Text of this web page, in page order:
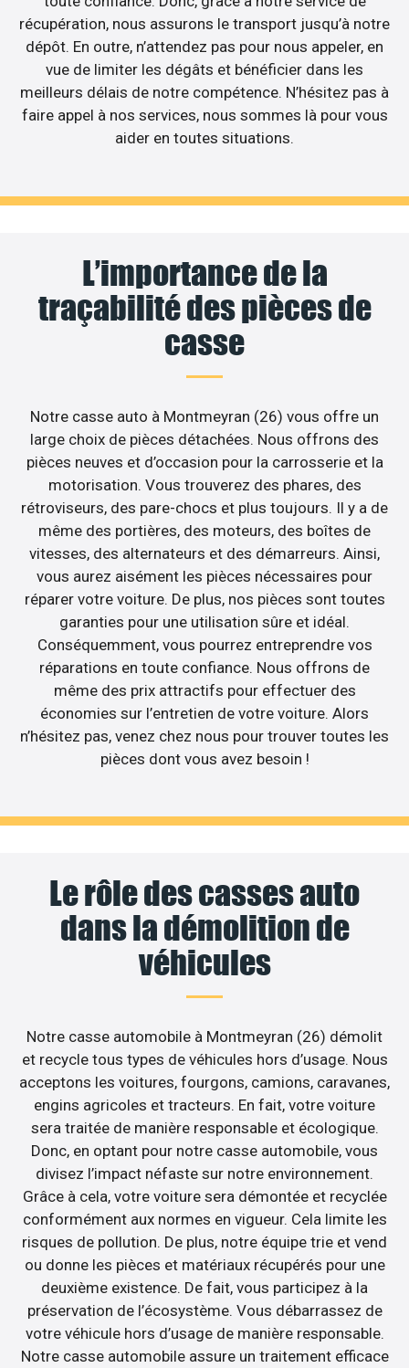
récupération, nous assurons le transport jusqu’à notre
dépôt. En outre, n’attendez pas pour nous appeler, en
vue de limiter les dégâts et bénéficier dans les
meilleurs délais de notre compétence. N’hésitez pas à
faire appel à nos services, nous sommes là pour vous
aider en toutes situations.
L’importance de la
traçabilité des pièces de
casse
Notre casse auto à Montmeyran (26) vous offre un
large choix de pièces détachées. Nous offrons des
pièces neuves et d’occasion pour la carrosserie et la
motorisation. Vous trouverez des phares, des
rétroviseurs, des pare-chocs et plus toujours. Il y a de
même des portières, des moteurs, des boîtes de
vitesses, des alternateurs et des démarreurs. Ainsi,
vous aurez aisément les pièces nécessaires pour
réparer votre voiture. De plus, nos pièces sont toutes
garanties pour une utilisation sûre et idéal.
Conséquemment, vous pourrez entreprendre vos
réparations en toute confiance. Nous offrons de
même des prix attractifs pour effectuer des
économies sur l’entretien de votre voiture. Alors
n’hésitez pas, venez chez nous pour trouver toutes les
pièces dont vous avez besoin !
Le rôle des casses auto
dans la démolition de
véhicules
Notre casse automobile à Montmeyran (26) démolit
et recycle tous types de véhicules hors d’usage. Nous
acceptons les voitures, fourgons, camions, caravanes,
engins agricoles et tracteurs. En fait, votre voiture
sera traitée de manière responsable et écologique.
Donc, en optant pour notre casse automobile, vous
divisez l’impact néfaste sur notre environnement.
Grâce à cela, votre voiture sera démontée et recyclée
conformément aux normes en vigueur. Cela limite les
risques de pollution. De plus, notre équipe trie et vend
ou donne les pièces et matériaux récupérés pour une
deuxième existence. De fait, vous participez à la
préservation de l’écosystème. Vous débarrassez de
votre véhicule hors d’usage de manière responsable.
Notre casse automobile assure un traitement efficace